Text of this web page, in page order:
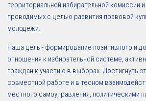
территориальной избирательной комиссии
проводимых с целью развития правовой
молодежи.
Наша цель - формирование позитивного и
отношения к избирательной системе,
граждан к участию в выборах. Достигнуть
совместной работе и в тесном
местного самоуправления, политическими